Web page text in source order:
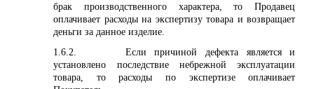
брак производственного характера, то Продавец
оплачивает расходы на экспертизу товара и возвращает
деньги за данное изделие.
1.6.2.
Если причиной дефекта является и
установлено последствие небрежной эксплуатации
товара, то расходы по экспертизе оплачивает